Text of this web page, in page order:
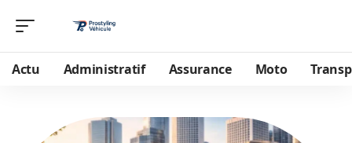
Actu Administratif Assurance Moto